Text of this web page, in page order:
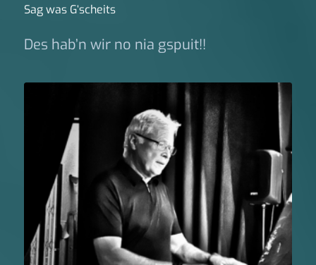
Sag was G‘scheits
Des hab’n wir no nia gspuit!!